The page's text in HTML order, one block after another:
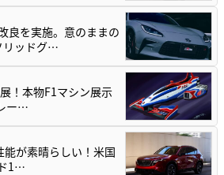
良を実施。意のままの
リッドグ…
！本物F1マシン展示
ー…
能が素晴らしい！米国
1…